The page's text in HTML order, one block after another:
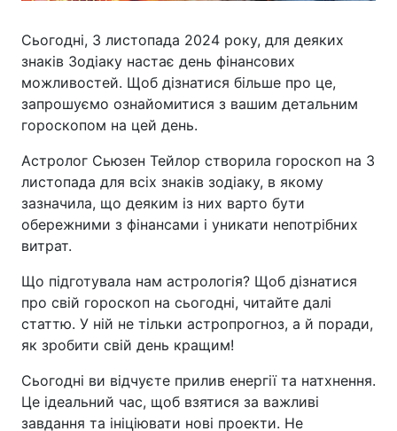
Сьогодні, 3 листопада 2024 року, для деяких
знаків Зодіаку настає день фінансових
можливостей. Щоб дізнатися більше про це,
запрошуємо ознайомитися з вашим детальним
гороскопом на цей день.
Астролог Сьюзен Тейлор створила гороскоп на 3
листопада для всіх знаків зодіаку, в якому
зазначила, що деяким із них варто бути
обережними з фінансами і уникати непотрібних
витрат.
Що підготувала нам астрологія? Щоб дізнатися
про свій гороскоп на сьогодні, читайте далі
статтю. У ній не тільки астропрогноз, а й поради,
як зробити свій день кращим!
Сьогодні ви відчуєте прилив енергії та натхнення.
Це ідеальний час, щоб взятися за важливі
завдання та ініціювати нові проекти. Не